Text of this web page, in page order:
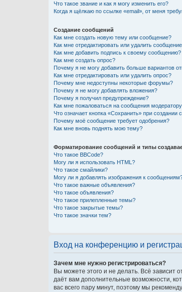
Что такое звание и как я могу изменить его?
Когда я щёлкаю по ссылке «email», от меня
Создание сообщений
Как мне создать новую тему или сообщение?
Как мне отредактировать или удалить
Как мне добавить подпись к своему сообщению?
Как мне создать опрос?
Почему я не могу добавить больше вариантов
Как мне отредактировать или удалить опрос?
Почему мне недоступны некоторые форумы?
Почему я не могу добавлять вложения?
Почему я получил предупреждение?
Как мне пожаловаться на сообщения
Что означает кнопка «Сохранить» при создании
Почему моё сообщение требует одобрения?
Как мне вновь поднять мою тему?
Форматирование сообщений и типы
Что такое BBCode?
Могу ли я использовать HTML?
Что такое смайлики?
Могу ли я добавлять изображения к
Что такое важные объявления?
Что такое объявления?
Что такое прилепленные темы?
Что такое закрытые темы?
Что такое значки тем?
Вход на конференцию и
Зачем мне нужно регистрироваться?
Вы можете этого и не делать. Всё зависит
даёт вам дополнительные возможности,
вас всего пару минут, поэтому мы